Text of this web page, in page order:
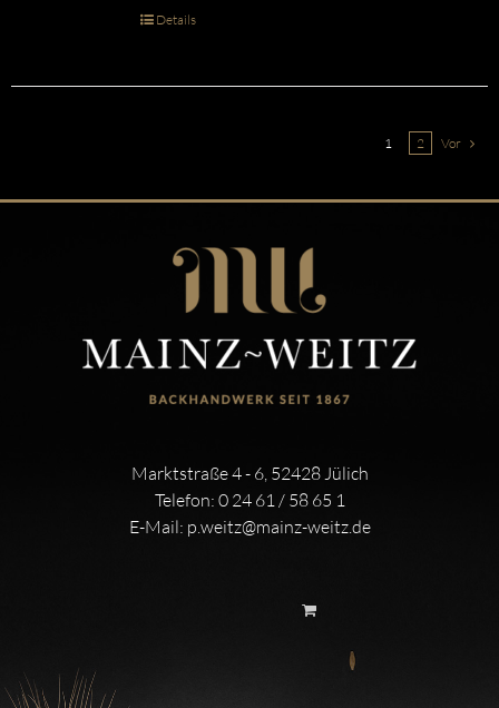
Details
1 2 Vor
Marktstraße 4 - 6, 52428 Jülich
Telefon: 0 24 61 / 58 65 1
E-Mail: p.weitz@mainz-weitz.de